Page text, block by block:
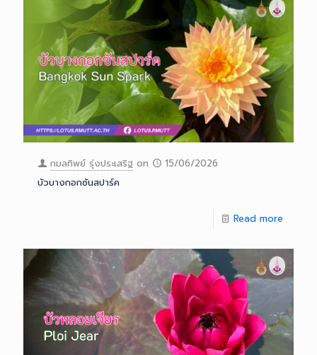
กมลทิพย์ รุ่งประเสริฐ on
15/06/2026
บัวบางกอกซันสปาร์ค
Read more